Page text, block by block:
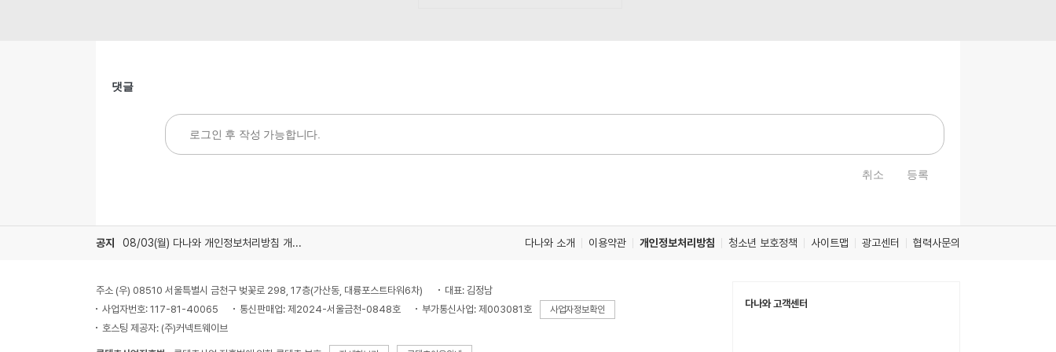
댓글
취소 등록
공지 08/03(월) 다나와 개인정보처리방침 개정 안내 다나와 소개 이용약관 개인정보처리방침 청소년 보호정책 사이트맵 광고센터 협력사문의
주소 (우) 08510 서울특별시 금천구 벚꽃로 298, 17층(가산동, 대륭포스트타워6차)
대표: 김정남
사업자번호: 117-81-40065
통신판매업: 제2024-서울금천-0848호 부가통신사업: 제003081호 사업자정보확인
호스팅 제공자: (주)커넥트웨이브
다나와 고객센터